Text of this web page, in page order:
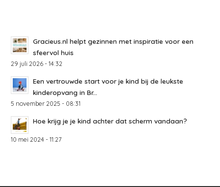
Gracieus.nl helpt gezinnen met inspiratie voor een
sfeervol huis
29 juli 2026 - 14:32
Een vertrouwde start voor je kind bij de leukste
kinderopvang in Br...
5 november 2025 - 08:31
Hoe krijg je je kind achter dat scherm vandaan?
10 mei 2024 - 11:27